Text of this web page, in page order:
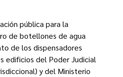
pública para la
de botellones de agua
de los dispensadores
edificios del Poder Judicial
y del Ministerio